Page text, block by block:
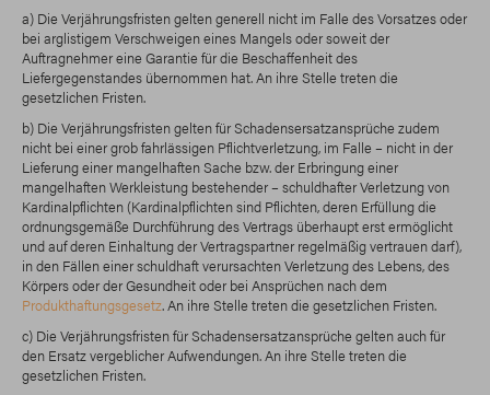
a) Die Verjährungsfristen gelten generell nicht im Falle des Vorsatzes oder
bei arglistigem Verschweigen eines Mangels oder soweit der
Auftragnehmer eine Garantie für die Beschaffenheit des
Liefergegenstandes übernommen hat. An ihre Stelle treten die
gesetzlichen Fristen.
b) Die Verjährungsfristen gelten für Schadensersatzansprüche zudem
nicht bei einer grob fahrlässigen Pflichtverletzung, im Falle – nicht in der
Lieferung einer mangelhaften Sache bzw. der Erbringung einer
mangelhaften Werkleistung bestehender – schuldhafter Verletzung von
Kardinalpflichten (Kardinalpflichten sind Pflichten, deren Erfüllung die
ordnungsgemäße Durchführung des Vertrags überhaupt erst ermöglicht
und auf deren Einhaltung der Vertragspartner regelmäßig vertrauen darf),
in den Fällen einer schuldhaft verursachten Verletzung des Lebens, des
Körpers oder der Gesundheit oder bei Ansprüchen nach dem
Produkthaftungsgesetz. An ihre Stelle treten die gesetzlichen Fristen.
c) Die Verjährungsfristen für Schadensersatzansprüche gelten auch für
den Ersatz vergeblicher Aufwendungen. An ihre Stelle treten die
gesetzlichen Fristen.